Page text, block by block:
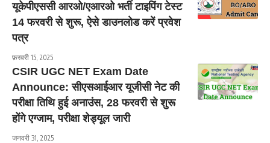
यूकेपीएससी आरओ/एआरओ भर्ती टाइपिंग टेस्ट
14 फरवरी से शुरू, ऐसे डाउनलोड करें प्रवेश
पत्र
फ़रवरी 15, 2025
CSIR UGC NET Exam Date
Announce: सीएसआईआर यूजीसी नेट की
परीक्षा तिथि हुई अनाउंस, 28 फरवरी से शुरू
होंगे एग्जाम, परीक्षा शेड्यूल जारी
जनवरी 31, 2025